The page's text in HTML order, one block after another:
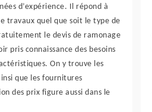
d’expérience. Il répond à
travaux quel que soit le type de
le devis de ramonage
pris connaissance des besoins
On y trouve les
que les fournitures
des prix figure aussi dans le